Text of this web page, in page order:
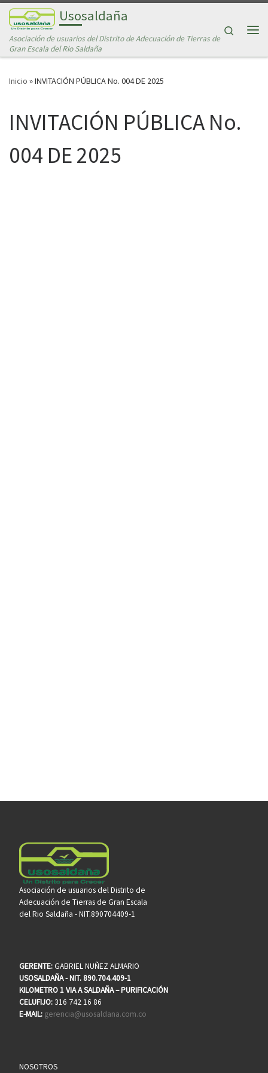
Saltar al contenidoUsosaldaña
Asociación de usuarios del Distrito de Adecuación de Tierras de
Gran Escala del Rio Saldaña
Search
Inicio »INVITACIÓN PÚBLICA No. 004 DE 2025
INVITACIÓN PÚBLICA No.
004 DE 2025
Asociación de usuarios del Distrito de
Adecuación de Tierras de Gran Escala
del Rio Saldaña - NIT.890704409-1
GERENTE:GABRIEL NUÑEZ ALMARIO
USOSALDAÑA - NIT. 890.704.409-1
KILOMETRO 1 VIA A SALDAÑA – PURIFICACIÓN
CELUFIJO:316 742 16 86
E-MAIL: gerencia@usosaldana.com.co
NOSOTROS